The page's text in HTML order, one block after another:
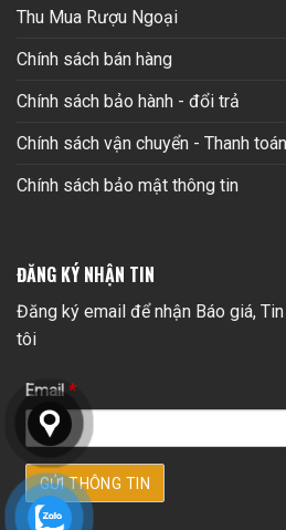
Thu Mua Rượu Ngoại
Chính sách bán hàng
Chính sách bảo hành - đổi trả
Chính sách vận chuyển - Thanh toán
Chính sách bảo mật thông tin
ĐĂNG KÝ NHẬN TIN
Đăng ký email để nhận Báo giá,
tôi
Email *